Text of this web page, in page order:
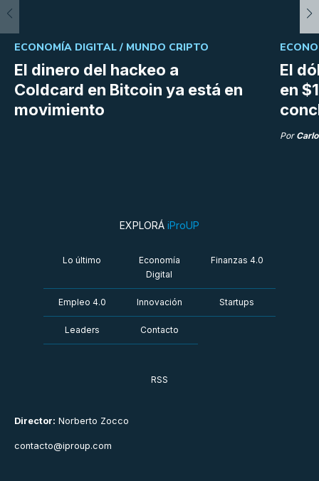
El dinero del hackeo a
Coldcard en Bitcoin ya está en
movimiento
ECONOMÍA DIGITAL / MUNDO CRIPTO
El
en
Por
Director: Norberto Zocco
contacto@iproup.com
EXPLORÁ iProUP
Lo último
Economía
Digital
Finanzas 4.0
Empleo 4.0 Innovación Startups
Leaders Contacto
RSS